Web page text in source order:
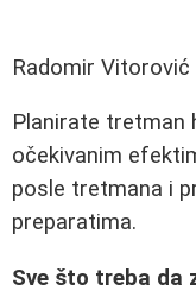
Radomir Vitorović
Planirate tretman
očekivanim
posle tretmana i
preparatima.
Sve što treba da